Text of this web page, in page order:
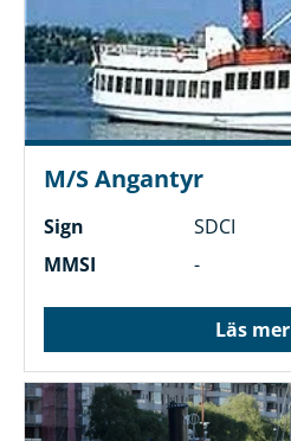
M/S Angantyr
Sign
SDCI
MMSI
-
Läs mer